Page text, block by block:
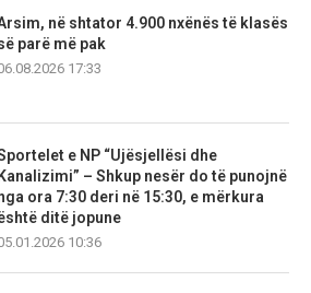
në shtator 4.900 nxënës të klasës
parë më pak
17:33
e NP “Ujësjellësi dhe
Kanalizimi” – Shkup nesër do të punojnë
ora 7:30 deri në 15:30, e mërkura
ditë jopune
10:36